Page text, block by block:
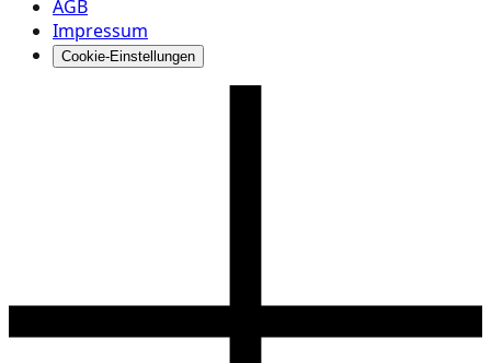
AGB
Impressum
Cookie-Einstellungen